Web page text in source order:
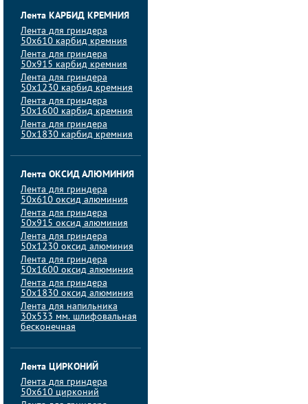
Лента КАРБИД КРЕМНИЯ
Лента для гриндера
50х610 карбид кремния
Лента для гриндера
50х915 карбид кремния
Лента для гриндера
50х1230 карбид кремния
Лента для гриндера
50х1600 карбид кремния
Лента для гриндера
50х1830 карбид кремния
Лента ОКСИД АЛЮМИНИЯ
Лента для гриндера
50х610 оксид алюминия
Лента для гриндера
50х915 оксид алюминия
Лента для гриндера
50х1230 оксид алюминия
Лента для гриндера
50х1600 оксид алюминия
Лента для гриндера
50х1830 оксид алюминия
Лента для напильника
30х533 мм. шлифовальная
бесконечная
Лента ЦИРКОНИЙ
Лента для гриндера
50х610 цирконий